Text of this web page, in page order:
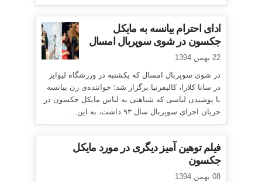
ادای احترام بیانسه به مایکل
جکسون در شوی سوپربال امسال
22 بهمن 1394
در شوی سوپربال امسال که یکشنبه در ورزشگاه لیوایز
در سانا کلارا، کالیفرنیا برگزار شد؛ خواننده‌ی زن بیانسه
با پوشیدن لباسی که شباهتی به لباس مایکل جکسون در
جریان اجرای سوپربال سال ۹۳ داشت، به این...
فیلم توهین آمیز دیگری در مورد مایکل
جکسون
08 بهمن 1394